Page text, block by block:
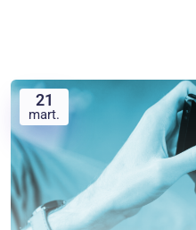
21
mart.